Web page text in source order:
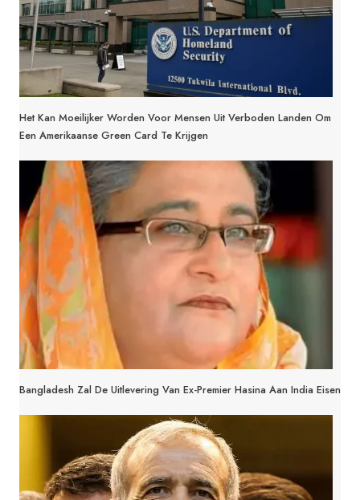
Het Kan Moeilijker Worden Voor Mensen Uit Verboden Landen Om
Een Amerikaanse Green Card Te Krijgen
Bangladesh Zal De Uitlevering Van Ex-Premier Hasina Aan India Eisen